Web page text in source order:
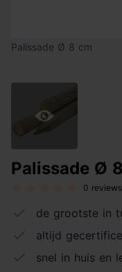
Palissade Ø 8 cm
Palissade Ø
0 reviews
de grootste in
altijd
snel in huis en